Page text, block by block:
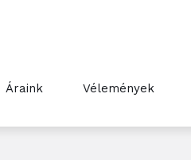
Áraink Vélemények